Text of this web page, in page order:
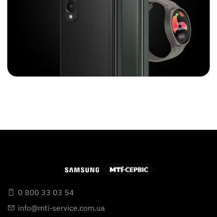
0 800 33 03 54
info@mti-service.com.ua